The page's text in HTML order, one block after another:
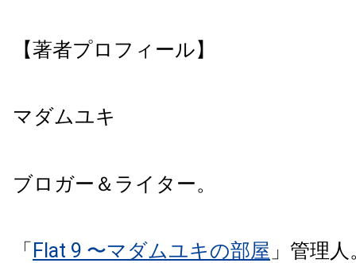
【著者プロフィール】
マダムユキ
ブロガー＆ライター。
「 Flat 9 〜マダムユキの部屋 」管理